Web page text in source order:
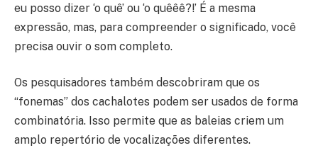
eu posso dizer ‘o quê’ ou ‘o quêêê?!’ É a mesma
expressão, mas, para compreender o significado, você
precisa ouvir o som completo.
Os pesquisadores também descobriram que os
“fonemas” dos cachalotes podem ser usados de forma
combinatória. Isso permite que as baleias criem um
amplo repertório de vocalizações diferentes.